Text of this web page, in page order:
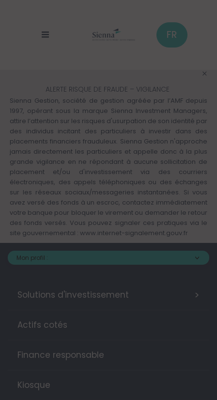
FR
ALERTE RISQUE DE FRAUDE – VIGILANCE
Sienna Gestion, société de gestion agréée par l’AMF depuis
1997, opérant sous la marque Sienna Investment Managers,
attire l’attention sur les risques d'usurpation de son identité par
des individus incitant des particuliers à investir dans des
placements financiers frauduleux. Sienna Gestion n'approche
jamais directement les particuliers et appelle donc à la plus
grande vigilance en ne répondant à aucune sollicitation de
placement et/ou d'investissement via des courriers
électroniques, des appels téléphoniques ou des échanges
sur les réseaux sociaux/messageries instantanées. Si vous
avez versé des fonds à un escroc, contactez immédiatement
votre banque pour bloquer le virement ou demander le retour
des fonds versés. Vous pouvez signaler ces pratiques via le
site gouvernemental : www.internet-signalement.gouv.fr
Mon profil :
Solutions d'investissement >
Actifs cotés
Finance responsable
Kiosque